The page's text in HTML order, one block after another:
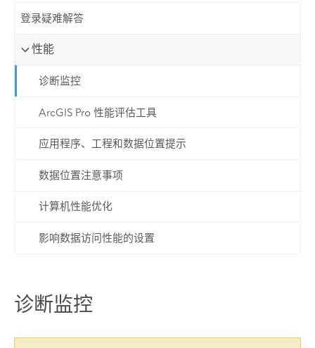
登录疑难解答
性能
诊断监控
ArcGIS Pro 性能评估工具
应用程序、工程和数据位置提示
数据位置注意事项
计算机性能优化
影响数据访问性能的设置
诊断监控